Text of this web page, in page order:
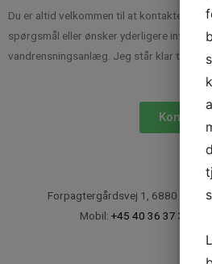
Du er altid velkommen til at kontakte
spørgsmål eller ønsker yderligere
vandrensningsanlæg. Jeg står klar til at
Kontakt
Forpagtergårdsvej 1, 6880 Tarm
Mobil: +45 40 36 37 31